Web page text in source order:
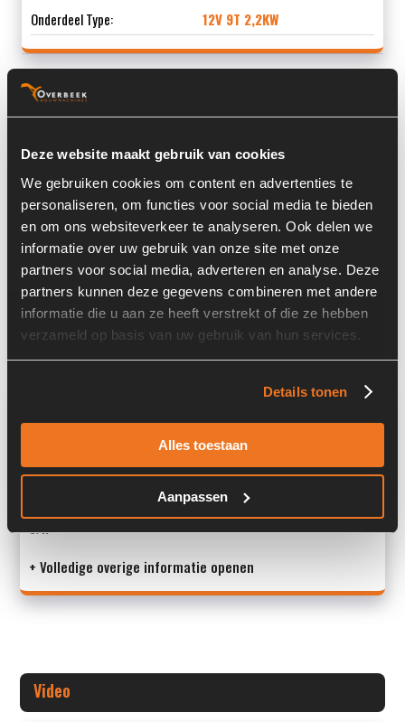
Deze website maakt gebruik van cookies
We gebruiken cookies om content en advertenties te
personaliseren, om functies voor social media te bieden
en om ons websiteverkeer te analyseren. Ook delen we
informatie over uw gebruik van onze site met onze
partners voor social media, adverteren en analyse. Deze
partners kunnen deze gegevens combineren met andere
informatie die u aan ze heeft verstrekt of die ze hebben
verzameld op basis van uw gebruik van hun services.
Details tonen
Alles toestaan
Aanpassen
Onderdeel Type:
12V 9T 2,2KW
Informatie
Past op de volgende machines:
Cummins B3.3L / Ahlmann AZ95
Land:
Nederland
Gewicht:
6.35 kg
Afmetingen (LxBxH) (m):
0,254 x 0,178 x 0,152 m
Stock number: A00447
Brand: Starter
S/N: -
+ Volledige overige informatie openen
Video